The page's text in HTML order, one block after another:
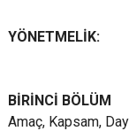
YÖNETMELİK:
BİRİNCİ BÖLÜM
Amaç, Kapsam,